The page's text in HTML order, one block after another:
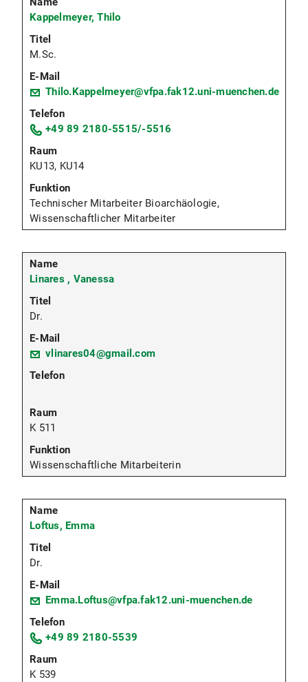
Kappelmeyer, Thilo
M.Sc.
Thilo.Kappelmeyer@vfpa.fak12.uni-muenchen.de
+49 89 2180-5515/-5516
KU13, KU14
Technischer Mitarbeiter Bioarchäologie,
Wissenschaftlicher Mitarbeiter
Linares , Vanessa
Dr.
vlinares04@gmail.com
K 511
Wissenschaftliche Mitarbeiterin
Loftus, Emma
Dr.
Emma.Loftus@vfpa.fak12.uni-muenchen.de
+49 89 2180-5539
K 539